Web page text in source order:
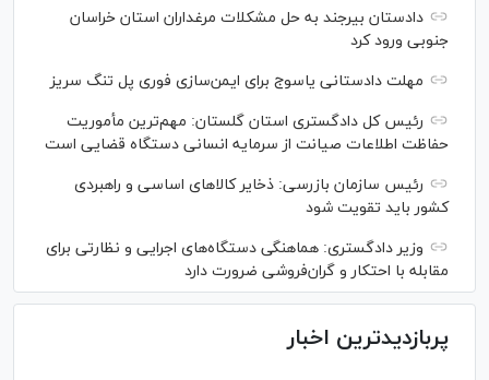
دادستان بیرجند به حل مشکلات مرغداران استان خراسان
جنوبی ورود کرد
مهلت دادستانی یاسوج برای ایمن‌سازی فوری پل تنگ سریز
رئیس کل دادگستری استان گلستان: مهم‌ترین مأموریت
حفاظت اطلاعات صیانت از سرمایه انسانی دستگاه قضایی است
رئیس سازمان بازرسی: ذخایر کالاهای اساسی و راهبردی
کشور باید تقویت شود
وزیر دادگستری: هماهنگی دستگاه‌های اجرایی و نظارتی برای
مقابله با احتکار و گران‌فروشی ضرورت دارد
پربازدیدترین اخبار